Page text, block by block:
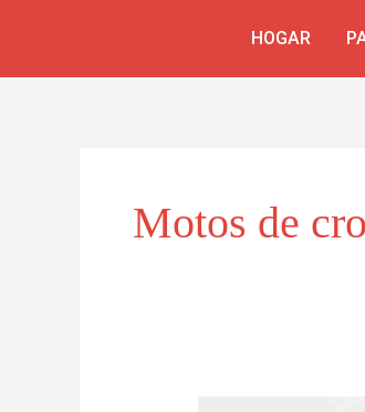
HOGAR
Motos de